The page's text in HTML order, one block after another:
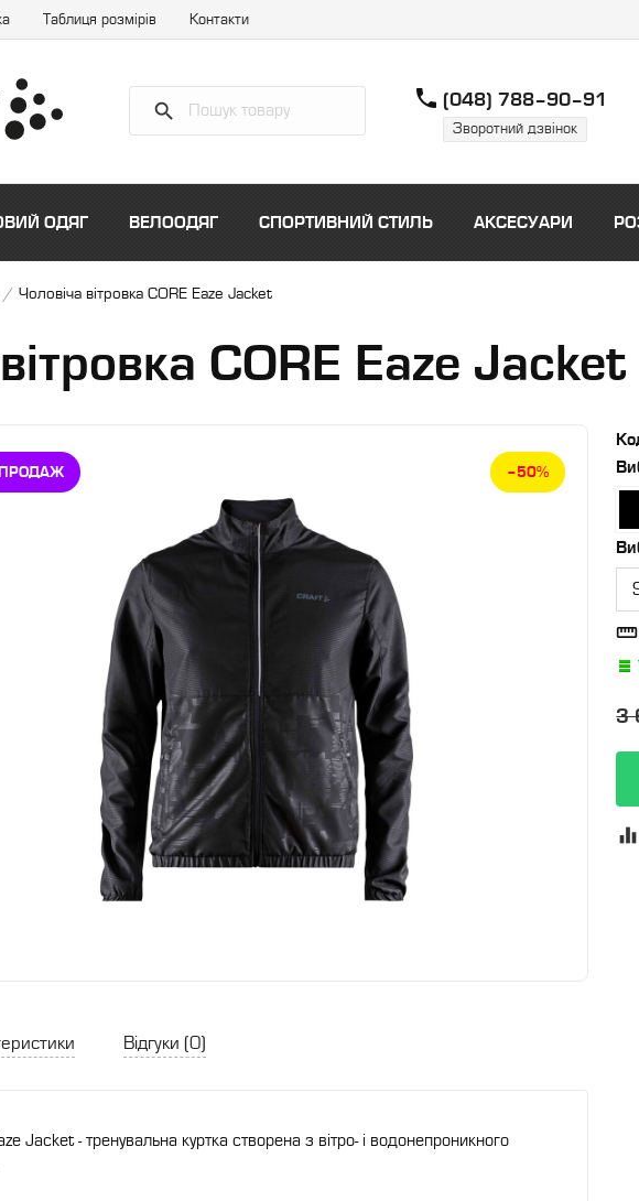
Таблиця розмірів Контакти
phone (048) 788–90–91
Зворотний дзвінок
ОДЯГ ВЕЛООДЯГ СПОРТИВНИЙ СТИЛЬ АКСЕСУАРИ
/ Чоловіча вітровка CORE Eaze Jacket
CORE Eaze Jacket

3
–50%
Відгуки (0)
Jacket - тренувальна куртка створена з вітро- і водонепроникного